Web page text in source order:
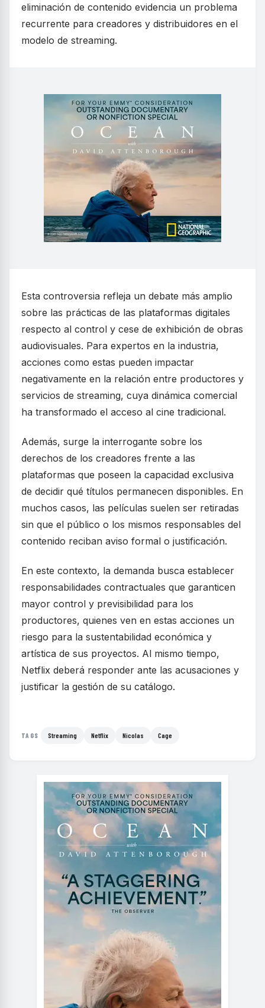
eliminación de contenido evidencia un problema
recurrente para creadores y distribuidores en el
modelo de streaming.
Esta controversia refleja un debate más amplio
sobre las prácticas de las plataformas digitales
respecto al control y cese de exhibición de obras
audiovisuales. Para expertos en la industria,
acciones como estas pueden impactar
negativamente en la relación entre productores y
servicios de streaming, cuya dinámica comercial
ha transformado el acceso al cine tradicional.
Además, surge la interrogante sobre los
derechos de los creadores frente a las
plataformas que poseen la capacidad exclusiva
de decidir qué títulos permanecen disponibles. En
muchos casos, las películas suelen ser retiradas
sin que el público o los mismos responsables del
contenido reciban aviso formal o justificación.
En este contexto, la demanda busca establecer
responsabilidades contractuales que garanticen
mayor control y previsibilidad para los
productores, quienes ven en estas acciones un
riesgo para la sustentabilidad económica y
artística de sus proyectos. Al mismo tiempo,
Netflix deberá responder ante las acusaciones y
justificar la gestión de su catálogo.
TAGS Streaming Netflix Nicolas Cage